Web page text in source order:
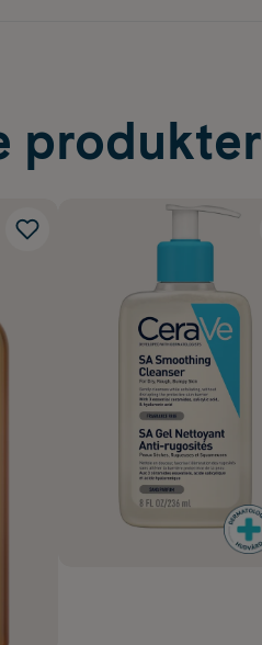
produkter